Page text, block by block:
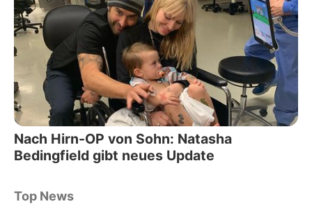
Nach Hirn-OP von Sohn: Natasha
Bedingfield gibt neues Update
Top News